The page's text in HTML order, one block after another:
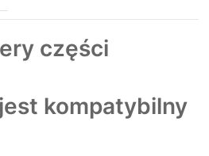
części
kompatybilny